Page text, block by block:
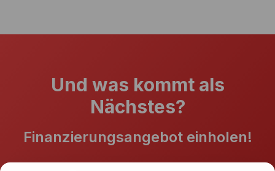
Und was kommt als
Nächstes?
Finanzierungsangebot einholen!